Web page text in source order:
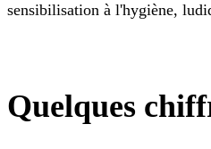
sensibilisation à l'hygiène,
Quelques